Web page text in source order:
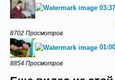
03:37
8702 Просмотров
01:00
8854 Просмотров